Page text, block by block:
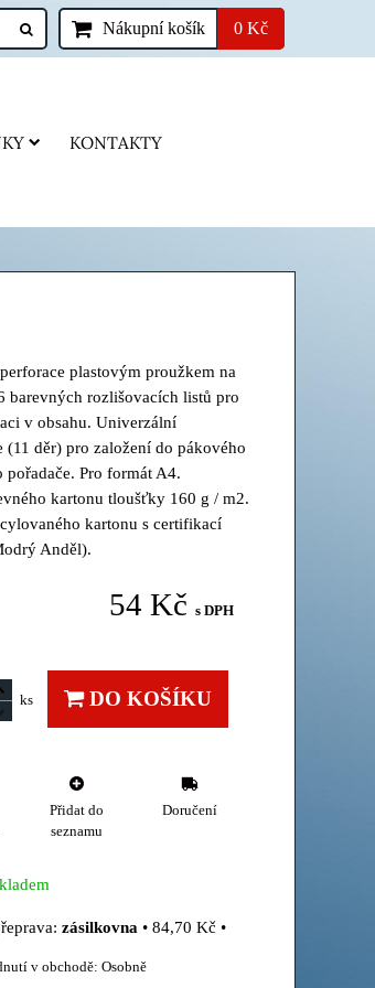
Nákupní košík 0 Kč
KONTAKTY
plastovým proužkem na
barevných rozlišovacích listů pro
v obsahu. Univerzální
(11 děr) pro založení do pákového
Pro formát A4.
kartonu tloušťky 160 g / m2.
kartonu s certifikací
Anděl).
54 Kč s DPH
ks DO KOŠÍKU
Přidat do
seznamu
Doručení
zásilkovna • 84,70 Kč •
Osobně